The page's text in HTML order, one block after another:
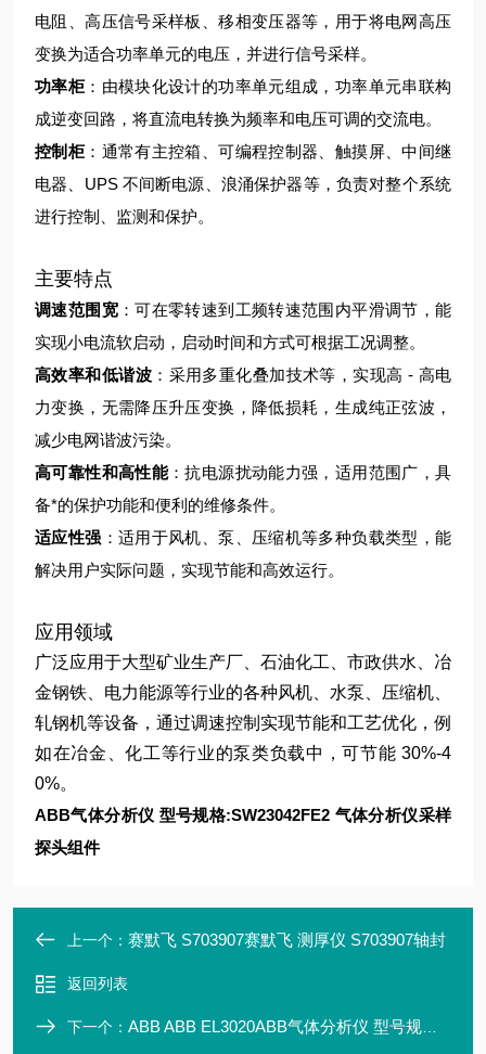
电阻、高压信号采样板、移相变压器等，用于将电网高压
变换为适合功率单元的电压，并进行信号采样。
功率柜：由模块化设计的功率单元组成，功率单元串联构
成逆变回路，将直流电转换为频率和电压可调的交流电。
控制柜：通常有主控箱、可编程控制器、触摸屏、中间继
电器、UPS 不间断电源、浪涌保护器等，负责对整个系统
进行控制、监测和保护。
主要特点
调速范围宽：可在零转速到工频转速范围内平滑调节，能
实现小电流软启动，启动时间和方式可根据工况调整。
高效率和低谐波 ：采用多重化叠加技术等，实现高 - 高电
力变换，无需降压升压变换，降低损耗，生成纯正弦波，
减少电网谐波污染。
高可靠性和高性能：抗电源扰动能力强，适用范围广，具
备*的保护功能和便利的维修条件。
适应性强 ：适用于风机、泵、压缩机等多种负载类型，能
解决用户实际问题，实现节能和高效运行。
应用领域
广泛应用于大型矿业生产厂、石油化工、市政供水、冶
金钢铁、电力能源等行业的各种风机、水泵、压缩机、
轧钢机等设备，通过调速控制实现节能和工艺优化，例
如在冶金、化工等行业的泵类负载中，可节能 30%-4
0%。
ABB气体分析仪 型号规格:SW23042FE2 气体分析仪采样
探头组件
上一个： 赛默飞 S703907赛默飞 测厚仪 S703907轴封
返回列表
下一个： ABB ABB EL3020ABB气体分析仪 型号规格:ABB EL3020